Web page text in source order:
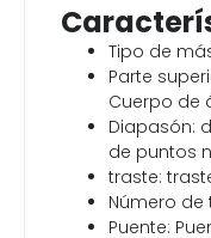
Tipo de
Parte
Cuerpo de
Diapasón:
de puntos
traste:
Número de
Puente: